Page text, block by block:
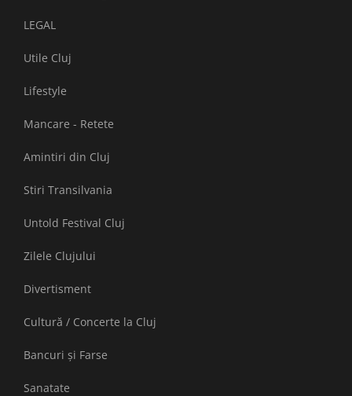
LEGAL
Utile Cluj
Lifestyle
Mancare - Retete
Amintiri din Cluj
Stiri Transilvania
Untold Festival Cluj
Zilele Clujului
Divertisment
Cultură / Concerte la Cluj
Bancuri și Farse
Sanatate